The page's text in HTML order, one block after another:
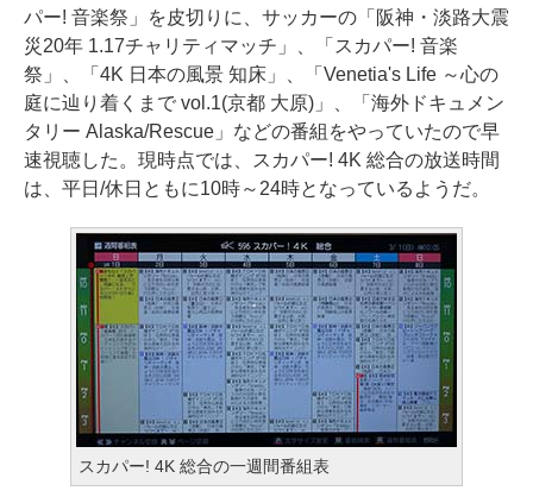
パー! 音楽祭」を皮切りに、サッカーの「阪神・淡路大震
災20年 1.17チャリティマッチ」、「スカパー! 音楽
祭」、「4K 日本の風景 知床」、「Venetia's Life ～心の
庭に辿り着くまで vol.1(京都 大原)」、「海外ドキュメン
タリー Alaska/Rescue」などの番組をやっていたので早
速視聴した。現時点では、スカパー! 4K 総合の放送時間
は、平日/休日ともに10時～24時となっているようだ。
スカパー! 4K 総合の一週間番組表